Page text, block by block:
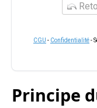
CGU - Confidentialité-
Principe